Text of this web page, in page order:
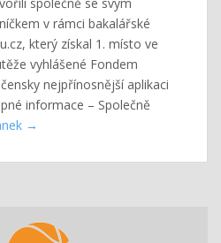
společně se svým
v rámci bakalářské
který získal 1. místo ve
vyhlášené Fondem
nejpřínosnější aplikaci
informace – Společně